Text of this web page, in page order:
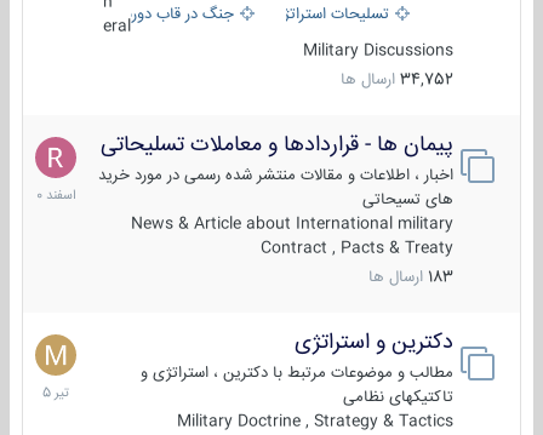
تسلیحات استراتژیک
جنگ در قاب دوربین
eral
Military Discussions
34,752 ارسال ها
پیمان ها - قراردادها و معاملات تسلیحاتی
اخبار ، اطلاعات و مقالات منتشر شده رسمی در مورد خرید
های تسیحاتی
News & Article about International military
Contract , Pacts & Treaty
183 ارسال ها
7
اسفند
1400
دکترین و استراتژی
مطالب و موضوعات مرتبط با دکترین ، استراتژی و
تاکتیکهای نظامی
Military Doctrine , Strategy & Tactics
27
تیر
1405